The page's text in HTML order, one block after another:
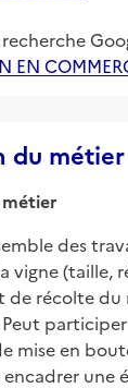
EN
du métier
des
vigne (taille,
de récolte
mise en
une